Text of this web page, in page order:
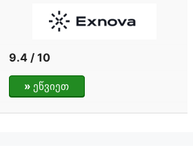
9.4 / 10
» ეწვიეთ